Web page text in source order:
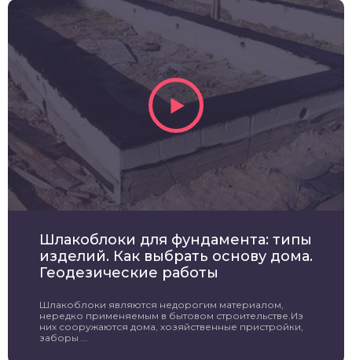
Шлакоблоки для фундамента: типы
изделий. Как выбрать основу дома.
Геодезические работы
Шлакоблоки являются недорогим материалом,
нередко применяемым в бытовом строительстве.Из
них сооружаются дома, хозяйственные пристройки,
заборы ...